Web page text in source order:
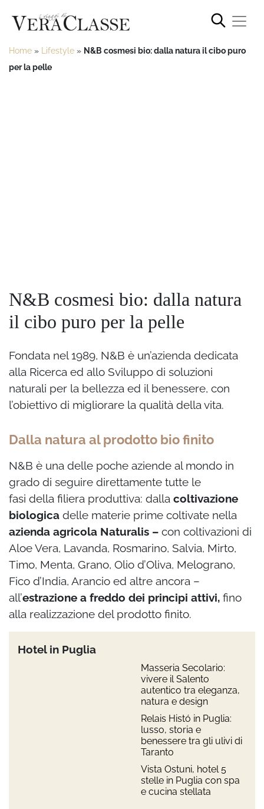
Home » Lifestyle » N&B cosmesi bio: dalla natura il cibo puro
per la pelle
N&B cosmesi bio: dalla natura
il cibo puro per la pelle
Fondata nel 1989, N&B è un’azienda dedicata
alla Ricerca ed allo Sviluppo di soluzioni
naturali per la bellezza ed il benessere, con
l’obiettivo di migliorare la qualità della vita.
Dalla natura al prodotto bio finito
N&B è una delle poche aziende al mondo in
grado di seguire direttamente tutte le
fasi della filiera produttiva: dalla coltivazione
biologica delle materie prime coltivate nella
azienda agricola Naturalis – con coltivazioni di
Aloe Vera, Lavanda, Rosmarino, Salvia, Mirto,
Timo, Menta, Grano, Olio d’Oliva, Melograno,
Fico d’India, Arancio ed altre ancora –
all’estrazione a freddo dei principi attivi, fino
alla realizzazione del prodotto finito.
Hotel in Puglia
Masseria Secolario:
vivere il Salento
autentico tra eleganza,
natura e design
Relais Histó in Puglia:
lusso, storia e
benessere tra gli ulivi di
Taranto
Vista Ostuni, hotel 5
stelle in Puglia con spa
e cucina stellata